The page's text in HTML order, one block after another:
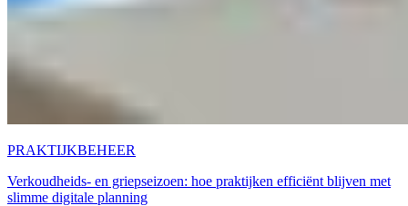
PRAKTIJKBEHEER
Verkoudheids- en griepseizoen: hoe praktijken efficiënt blijven met
slimme digitale planning